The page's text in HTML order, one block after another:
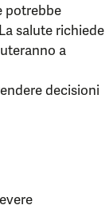
potrebbe
salute richiede
a
decisioni